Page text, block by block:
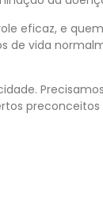
eficaz, e
de vida
preconceitos